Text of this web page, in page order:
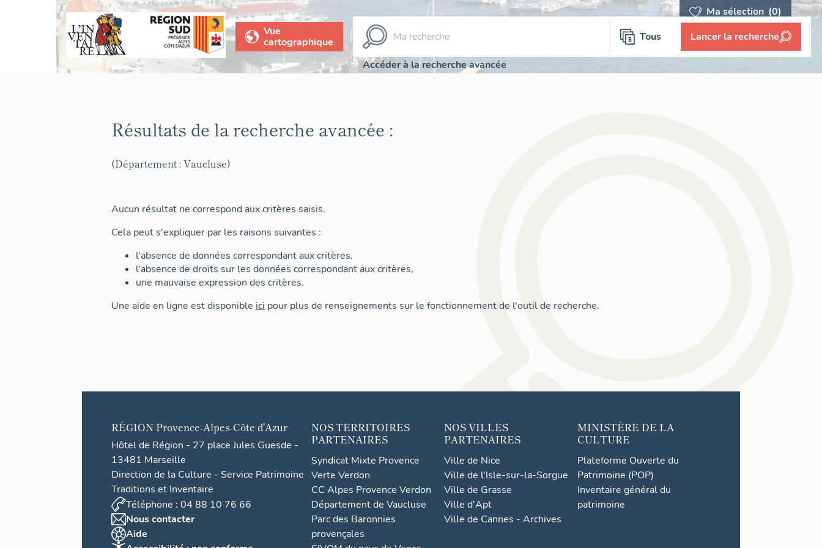
Ma sélection (0)
Vue
cartographique
Tous Lancer la recherche
Accéder à la recherche avancée
Résultats de la recherche avancée :
(Département : Vaucluse)
Aucun résultat ne correspond aux critères saisis.
Cela peut s'expliquer par les raisons suivantes :
l'absence de données correspondant aux critères,
l'absence de droits sur les données correspondant aux critères,
une mauvaise expression des critères.
Une aide en ligne est disponible ici pour plus de renseignements sur le fonctionnement de l'outil de recherche.
RÉGION Provence-Alpes-Côte d'Azur
Hôtel de Région - 27 place Jules Guesde -
13481 Marseille
Direction de la Culture - Service Patrimoine
Traditions et Inventaire
Téléphone : 04 88 10 76 66
Nous contacter
Aide
NOS TERRITOIRES
PARTENAIRES
Syndicat Mixte Provence
Verte Verdon
CC Alpes Provence Verdon
Département de Vaucluse
Parc des Baronnies
provençales
NOS VILLES
PARTENAIRES
Ville de Nice
Ville de l'Isle-sur-la-Sorgue
Ville de Grasse
Ville d'Apt
Ville de Cannes - Archives
MINISTÈRE DE LA
CULTURE
Plateforme Ouverte du
Patrimoine (POP)
Inventaire général du
patrimoine